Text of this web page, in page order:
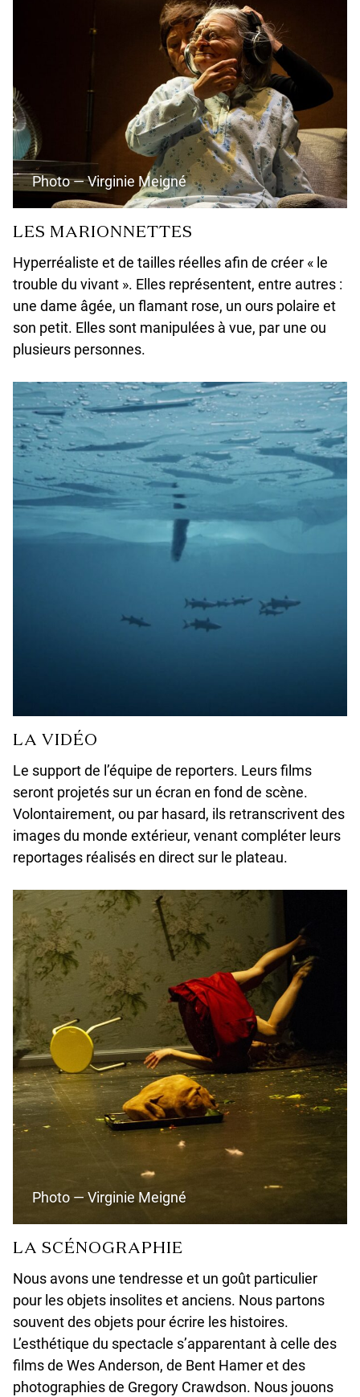
Photo — Virginie Meigné
LES MARIONNETTES
Hyperréaliste et de tailles réelles afin de créer « le
trouble du vivant ». Elles représentent, entre autres :
une dame âgée, un flamant rose, un ours polaire et
son petit. Elles sont manipulées à vue, par une ou
plusieurs personnes.
LA VIDÉO
Le support de l’équipe de reporters. Leurs films
seront projetés sur un écran en fond de scène.
Volontairement, ou par hasard, ils retranscrivent des
images du monde extérieur, venant compléter leurs
reportages réalisés en direct sur le plateau.
Photo — Virginie Meigné
LA SCÉNOGRAPHIE
Nous avons une tendresse et un goût particulier
pour les objets insolites et anciens. Nous partons
souvent des objets pour écrire les histoires.
L’esthétique du spectacle s’apparentant à celle des
films de Wes Anderson, de Bent Hamer et des
photographies de Gregory Crawdson. Nous jouons